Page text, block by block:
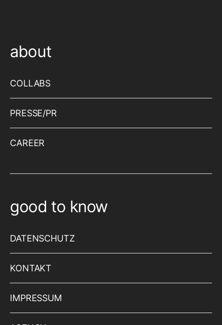
about
COLLABS
PRESSE/PR
CAREER
good to know
DATENSCHUTZ
KONTAKT
IMPRESSUM